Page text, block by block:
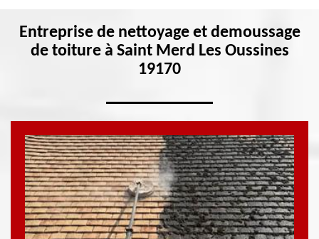
Entreprise de nettoyage et demoussage
de toiture à Saint Merd Les Oussines
19170